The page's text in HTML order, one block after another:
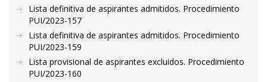
Lista definitiva de aspirantes admitidos. Procedimiento
PUI/2023-157
Lista definitiva de aspirantes admitidos. Procedimiento
PUI/2023-159
Lista provisional de aspirantes excluidos. Procedimiento
PUI/2023-160